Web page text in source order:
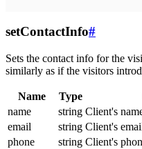
setContactInfo#
Sets the contact info for the
similarly as if the visitors
Name Type
name
string Client's
email
string Client's
phone
string Client's